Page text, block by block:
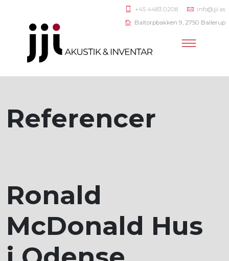
+45 4483 0208
info@jji.as
Baltorpbakken 9, 2750 Ballerup
Referencer
Ronald
McDonald Hus